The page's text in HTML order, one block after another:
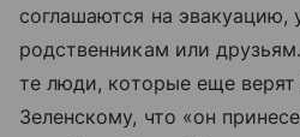
соглашаются на эвакуацию,
родственникам или
те люди, которые еще
Зеленскому, что «он